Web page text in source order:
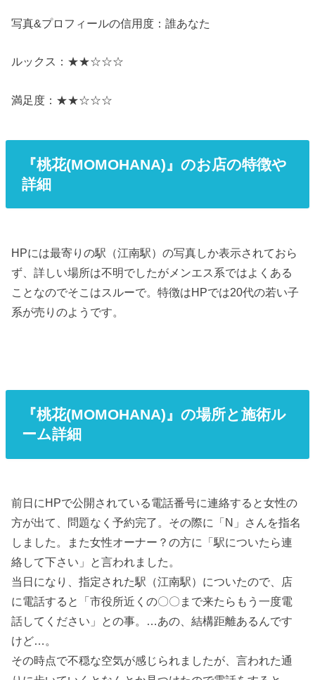
写真&プロフィールの信用度：誰あなた
ルックス：★★☆☆☆
満足度：★★☆☆☆
『桃花(MOMOHANA)』のお店の特徴や
詳細
HPには最寄りの駅（江南駅）の写真しか表示されておら
ず、詳しい場所は不明でしたがメンエス系ではよくある
ことなのでそこはスルーで。特徴はHPでは20代の若い子
系が売りのようです。
『桃花(MOMOHANA)』の場所と施術ル
ーム詳細
前日にHPで公開されている電話番号に連絡すると女性の
方が出て、問題なく予約完了。その際に「N」さんを指名
しました。また女性オーナー？の方に「駅についたら連
絡して下さい」と言われました。
当日になり、指定された駅（江南駅）についたので、店
に電話すると「市役所近くの〇〇まで来たらもう一度電
話してください」との事。…あの、結構距離あるんです
けど…。
その時点で不穏な空気が感じられましたが、言われた通